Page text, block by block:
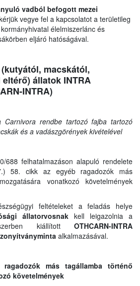
vadból befogott mezei
vegye fel a kapcsolatot a területileg
élelmiszerlánc és
eljáró hatóságával.
macskától,
állatok INTRA
INTRA)
Carnivora rendbe tartozó fajba tartozó
és a vadászgörények kivételével
688 felhatalmazáson alapuló rendelete
58. cikk az egyéb ragadozók más
vonatkozó követelmények
feltételeket a feladás helye
állatorvosnak kell leigazolnia a
kiállított OTHCARN-INTRA
alkalmazásával.
más tagállamba történő
követelmények